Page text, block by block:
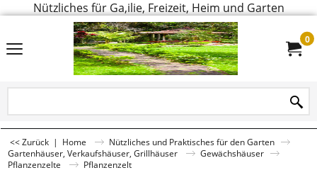
Nützliches für Ga,ilie, Freizeit, Heim und Garten
0
<< Zurück | Home
Nützliches und Praktisches für den Garten
Gartenhäuser, Verkaufshäuser, Grillhäuser
Gewächshäuser
Pflanzenzelte
Pflanzenzelt